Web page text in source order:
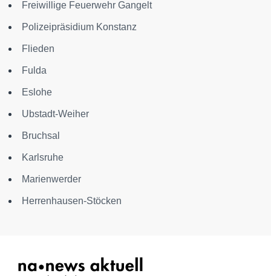
Freiwillige Feuerwehr Gangelt
Polizeipräsidium Konstanz
Flieden
Fulda
Eslohe
Ubstadt-Weiher
Bruchsal
Karlsruhe
Marienwerder
Herrenhausen-Stöcken